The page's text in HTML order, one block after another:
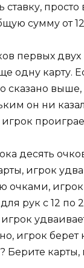
ставку,
сумму от 12
первых двух
одну карту.
сказано
он ни
десять
игрок
очками,
рук с 12 по
игрок берет
Берите